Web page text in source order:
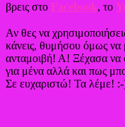
βρεις στο Facebook, το
Αν θες να
κάνεις, θυμήσου όμως να
ανταμοιβή! Α! Ξέχασα
για μένα αλλά και πως
Σε ευχαριστώ! Τα λέμε!